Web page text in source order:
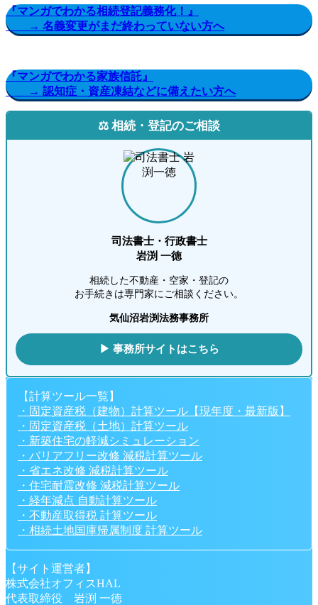
『マンガでわかる相続登記義務化！』
→ 名義変更がまだ終わっていない方へ
『マンガでわかる家族信託』
→ 認知症・資産凍結などに備えたい方へ
⚖️ 相続・登記のご相談
司法書士・行政書士
岩渕 一徳
相続した不動産・空家・登記の
お手続きは専門家にご相談ください。
気仙沼岩渕法務事務所
▶ 事務所サイトはこちら
【計算ツール一覧】
・固定資産税（建物）計算ツール【現年度・最新版】
・固定資産税（土地）計算ツール
・新築住宅の軽減シミュレーション
・バリアフリー改修 減税計算ツール
・省エネ改修 減税計算ツール
・住宅耐震改修 減税計算ツール
・経年減点 自動計算ツール
・不動産取得税 計算ツール
・相続土地国庫帰属制度 計算ツール
【サイト運営者】
株式会社オフィスHAL
代表取締役 岩渕 一徳